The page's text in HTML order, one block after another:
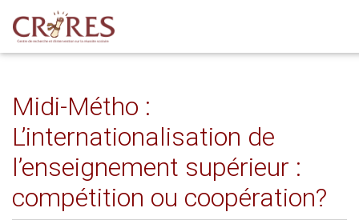
Midi-Métho :
L’internationalisation de
l’enseignement supérieur :
compétition ou coopération?